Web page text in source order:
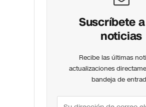
Suscríbete
noticias
Recibe las últimas
actualizaciones
bandeja de